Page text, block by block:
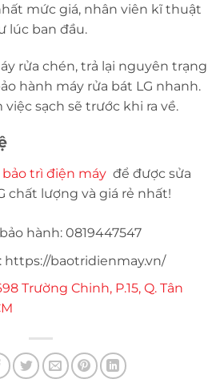
mức giá, nhân viên kĩ thuật
lúc ban đầu.
rửa chén, trả lại nguyên trạng
hành máy rửa bát LG nhanh.
sạch sẽ trước khi ra về.
trì điện máy để được sửa
chất lượng và giá rẻ nhất!
hành: 0819447547
https://baotridienmay.vn/
Trường Chinh, P.15, Q. Tân